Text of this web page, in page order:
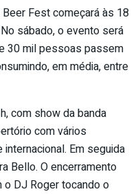
Fest começará às 18
sábado, o evento será
30 mil pessoas passem
em média, entre
com show da banda
com vários
Em seguida
Bello. O encerramento
DJ Roger tocando o